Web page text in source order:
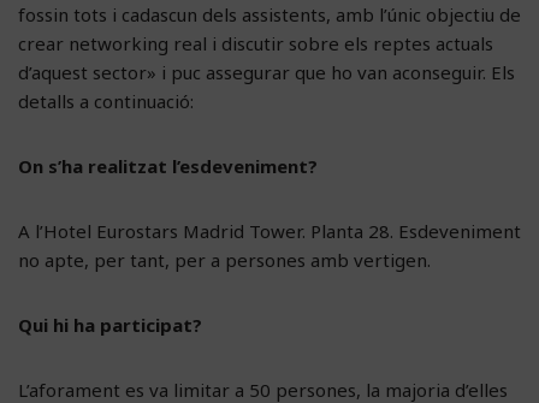
fossin tots i cadascun dels assistents, amb l’únic objectiu de
crear networking real i discutir sobre els reptes actuals
d’aquest sector» i puc assegurar que ho van aconseguir. Els
detalls a continuació:
On s’ha realitzat l’esdeveniment?
A l’Hotel Eurostars Madrid Tower. Planta 28. Esdeveniment
no apte, per tant, per a persones amb vertigen.
Qui hi ha participat?
L’aforament es va limitar a 50 persones, la majoria d’elles